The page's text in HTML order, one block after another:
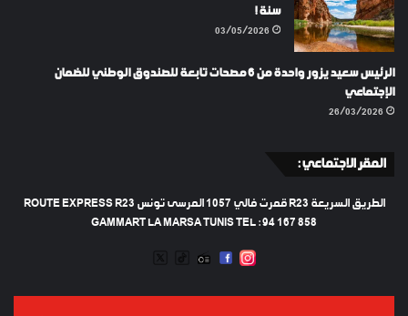
سنة !
03/05/2026
الرئيس سعيد يزور واحدة من 6 مصحات تابعة للصندوق الوطني للضمان
الإجتماعي
26/03/2026
المقر الاجتماعي :
الطريق السريعة R23 قمرت فالي 1057 المرسى تونس ROUTE EXPRESS R23
GAMMART LA MARSA TUNIS TEL : 94 167 858
INSTAGRAM
FACEBOOK
RADIO
TIKTOK